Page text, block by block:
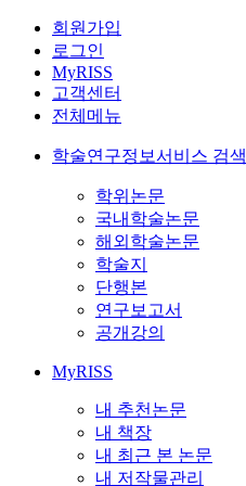
회원가입
로그인
MyRISS
고객센터
전체메뉴
학술연구정보서비스 검색
학위논문
국내학술논문
해외학술논문
학술지
단행본
연구보고서
공개강의
MyRISS
내 추천논문
내 책장
내 최근 본 논문
내 저작물관리